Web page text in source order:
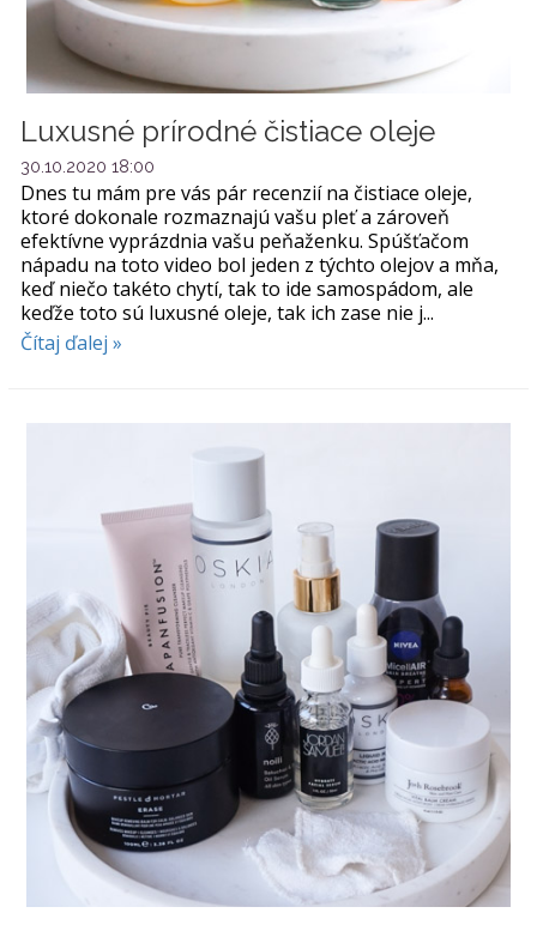
Luxusné prírodné čistiace oleje
30.10.2020 18:00
Dnes tu mám pre vás pár recenzií na čistiace oleje,
ktoré dokonale rozmaznajú vašu pleť a zároveň
efektívne vyprázdnia vašu peňaženku. Spúšťačom
nápadu na toto video bol jeden z týchto olejov a mňa,
keď niečo takéto chytí, tak to ide samospádom, ale
keďže toto sú luxusné oleje, tak ich zase nie j...
Čítaj ďalej »